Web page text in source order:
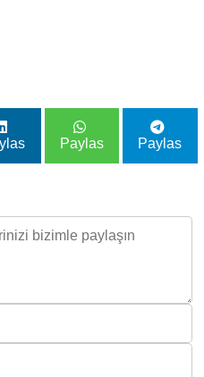
Paylas Paylas